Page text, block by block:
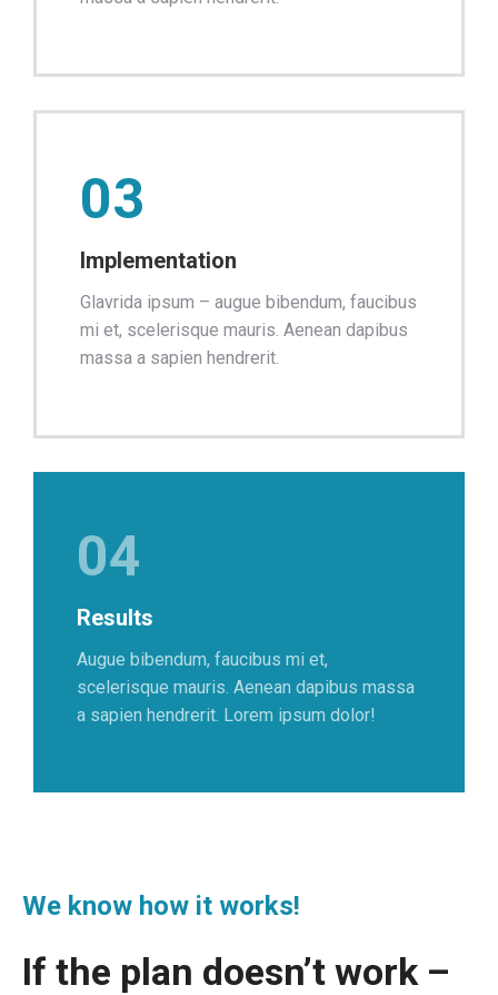
03
Implementation
Glavrida ipsum – augue bibendum, faucibus
mi et, scelerisque mauris. Aenean dapibus
massa a sapien hendrerit.
04
Results
Augue bibendum, faucibus mi et,
scelerisque mauris. Aenean dapibus massa
a sapien hendrerit. Lorem ipsum dolor!
We know how it works!
If the plan doesn’t work –